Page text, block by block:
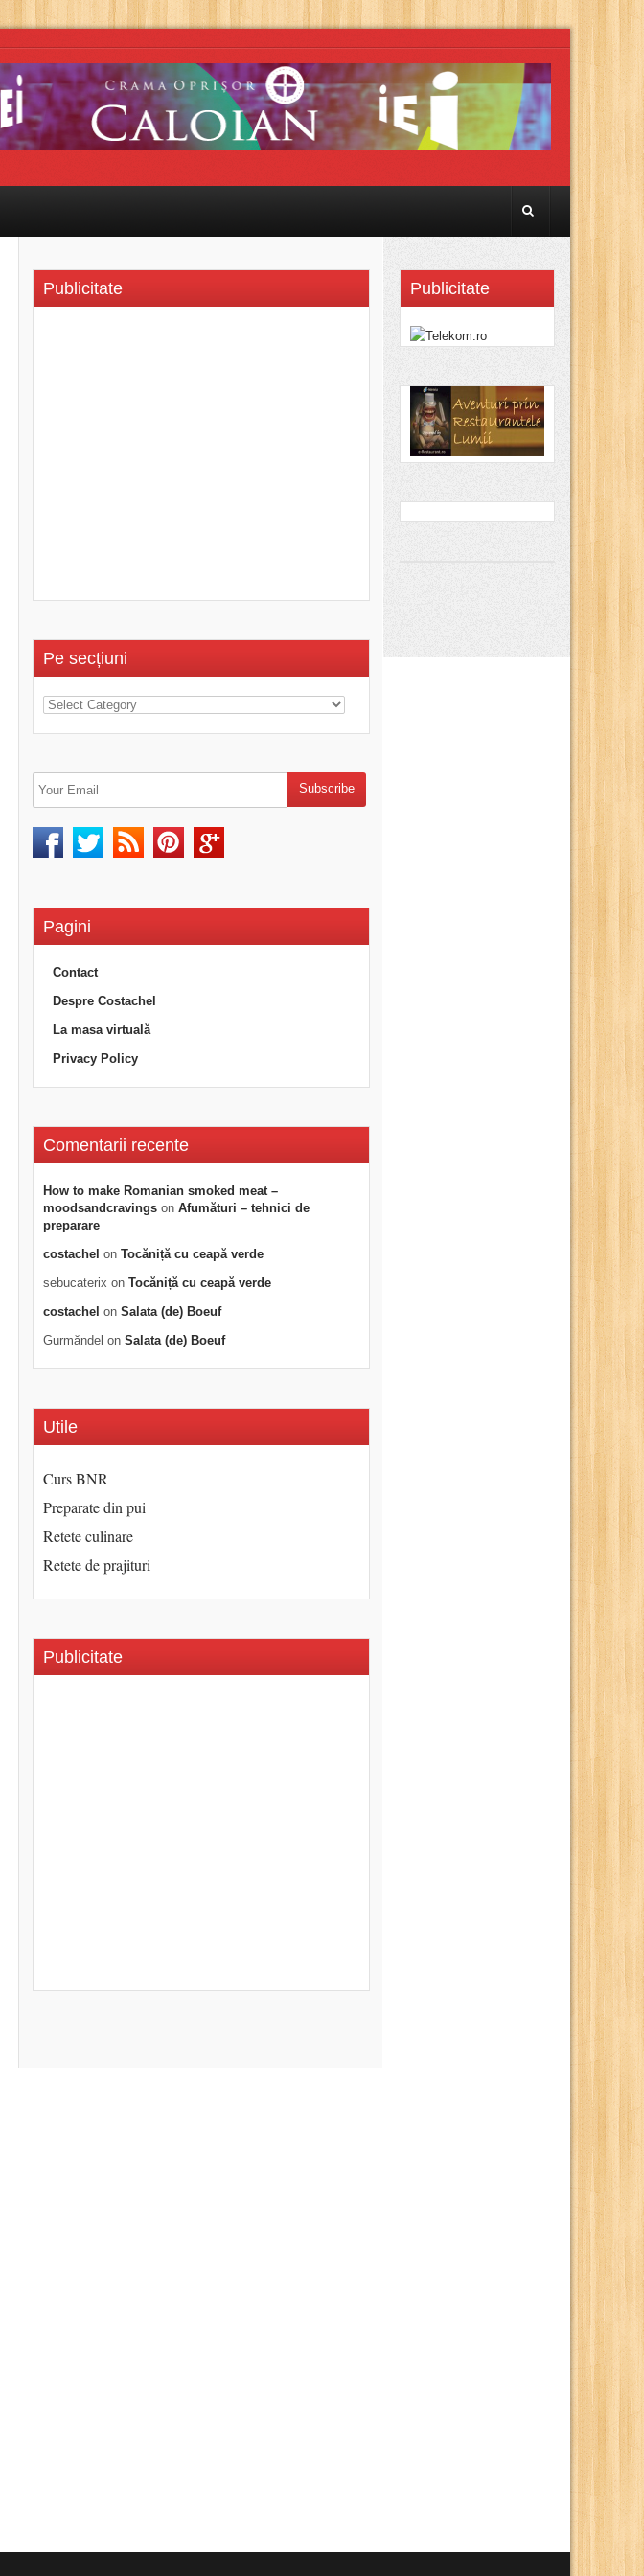
Publicitate
Pe secțiuni
Pagini
Contact
Despre Costachel
La masa virtuală
Privacy Policy
Comentarii recente
How to make Romanian smoked meat –
moodsandcravings on Afumături – tehnici de
preparare
costachel on Tocăniță cu ceapă verde
sebucaterix on Tocăniță cu ceapă verde
costachel on Salata (de) Boeuf
Gurmăndel on Salata (de) Boeuf
Utile
Curs BNR
Preparate din pui
Retete culinare
Retete de prajituri
Publicitate
Publicitate